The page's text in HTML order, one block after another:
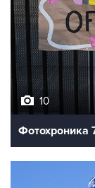
10
Фотохроника